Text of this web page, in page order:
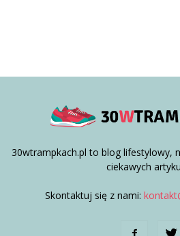
30wtrampkach.pl to blog lifestylowy,
ciekawych
Skontaktuj się z nami: